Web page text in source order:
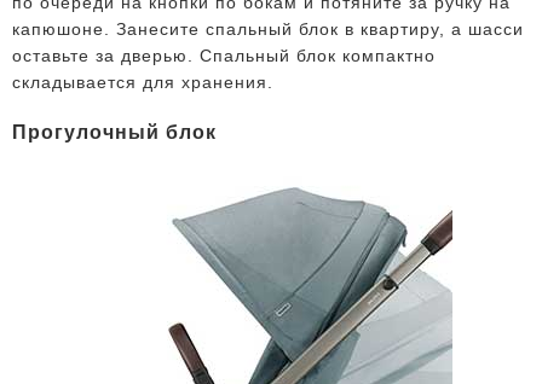
капюшоне. Занесите спальный блок в квартиру, а шасси
оставьте за дверью. Спальный блок компактно
складывается для хранения.
Прогулочный блок